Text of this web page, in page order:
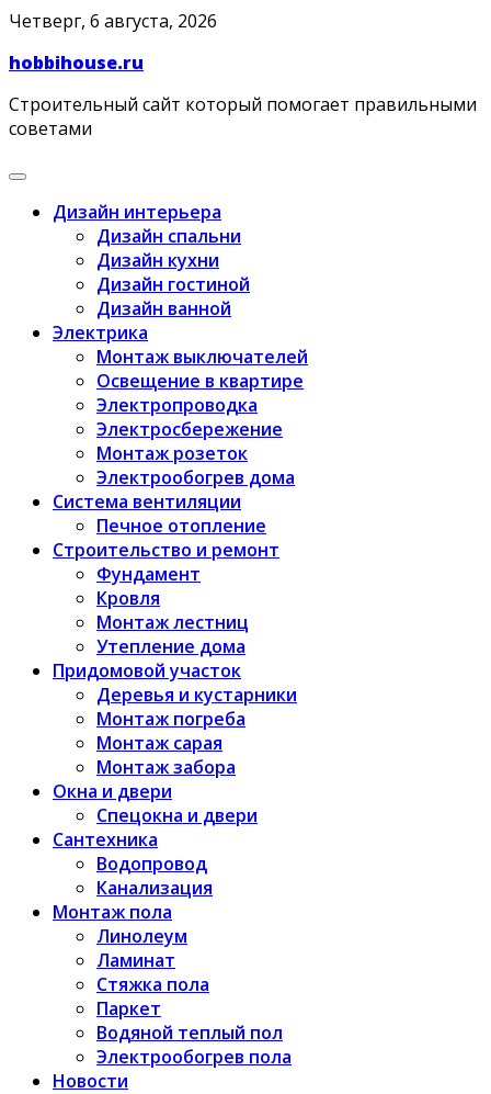
Skip
content
Четверг, 6 августа, 2026
hobbihouse.ru
Строительный сайт который помогает правильными
советами
Дизайн интерьера
Дизайн спальни
Дизайн кухни
Дизайн гостиной
Дизайн ванной
Электрика
Монтаж выключателей
Освещение в квартире
Электропроводка
Электросбережение
Монтаж розеток
Электрообогрев дома
Система вентиляции
Печное отопление
Строительство и ремонт
Фундамент
Кровля
Монтаж лестниц
Утепление дома
Придомовой участок
Деревья и кустарники
Монтаж погреба
Монтаж сарая
Монтаж забора
Окна и двери
Спецокна и двери
Сантехника
Водопровод
Канализация
Монтаж пола
Линолеум
Ламинат
Стяжка пола
Паркет
Водяной теплый пол
Электрообогрев пола
Новости